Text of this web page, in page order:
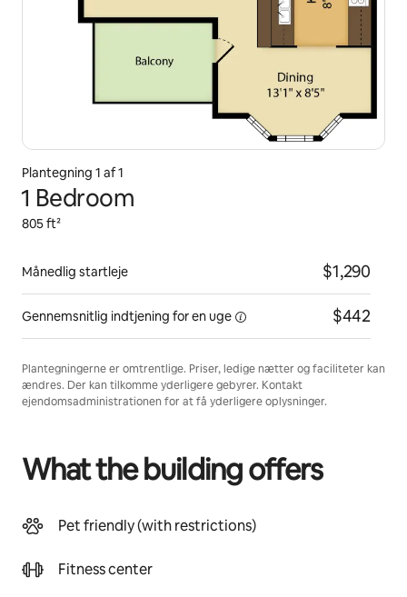
Plantegning 1 af 1
1 Bedroom
805 ft²
Månedlig startleje $1,290
Gennemsnitlig indtjening foren uge $442
Plantegningerne er omtrentlige. Priser, ledige nætter og faciliteter kan
ændres. Der kan tilkomme yderligere gebyrer. Kontakt
ejendomsadministrationen for at få yderligere oplysninger.
What the building offers
Pet friendly (with restrictions)
Fitness center